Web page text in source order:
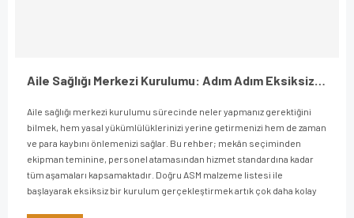
Aile sağlığı merkezi kurulumu sürecinde neler yapmanız gerektiğini
bilmek, hem yasal yükümlülüklerinizi yerine getirmenizi hem de zaman
ve para kaybını önlemenizi sağlar. Bu rehber; mekân seçiminden
ekipman teminine, personel atamasından hizmet standardına kadar
tüm aşamaları kapsamaktadır. Doğru ASM malzeme listesi ile
başlayarak eksiksiz bir kurulum gerçekleştirmek artık çok daha kolay